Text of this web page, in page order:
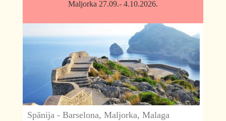
Maljorka 27.09.- 4.10.2026.
Spānija - Barselona, Maljorka, Malaga